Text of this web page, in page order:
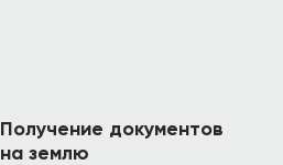
Получение документов
на землю